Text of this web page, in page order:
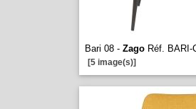
Bari 08 - ZagoRéf. BARI-
[5 image(s)]